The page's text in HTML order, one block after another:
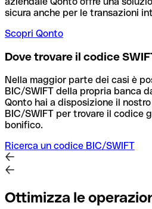
sicura anche per le transazioni
Scopri Qonto
Dove trovare il codice
Nella maggior parte dei casi è
BIC/SWIFT della propria banca
Qonto hai a disposizione il
BIC/SWIFT per trovare il codice
bonifico.
Ricerca un codice BIC/SWIFT
Ottimizza le